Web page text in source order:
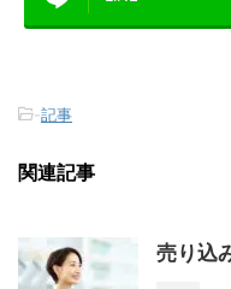
-記事
関連記事
売り込